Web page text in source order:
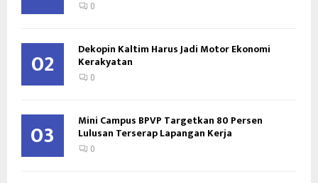
0
02 Dekopin Kaltim Harus Jadi Motor Ekonomi
Kerakyatan
0
03 Mini Campus BPVP Targetkan 80 Persen
Lulusan Terserap Lapangan Kerja
0